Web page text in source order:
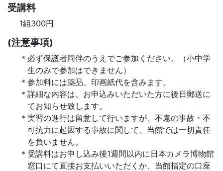
受講料
1組300円
(注意事項)
必ず保護者同伴のうえでご参加ください。（小中学
生のみで参加はできません）
参加料には薬品、印画紙代を含みます。
詳細な内容は、お申込みいただいた方に後日郵送に
てお知らせ致します。
実習の進行は留意して行いますが、不慮の事故・不
可抗力に起因する事故に関して、当館では一切責任
を負いません。
受講料はお申し込み後1週間以内に日本カメラ博物館
窓口にて直接お支払いいただくか、当館指定の口座